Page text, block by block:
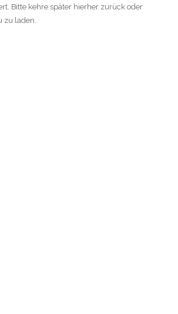
Bitte kehre später hierher zurück oder
zu laden.